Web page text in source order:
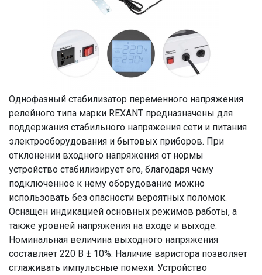
Однофазный стабилизатор переменного напряжения
релейного типа марки REXANT предназначены для
поддержания стабильного напряжения сети и питания
электрооборудования и бытовых приборов. При
отклонении входного напряжения от нормы
устройство стабилизирует его, благодаря чему
подключенное к нему оборудование можно
использовать без опасности вероятных поломок.
Оснащен индикацией основных режимов работы, а
также уровней напряжения на входе и выходе.
Номинальная величина выходного напряжения
составляет 220 В ± 10%. Наличие варистора позволяет
сглаживать импульсные помехи. Устройство